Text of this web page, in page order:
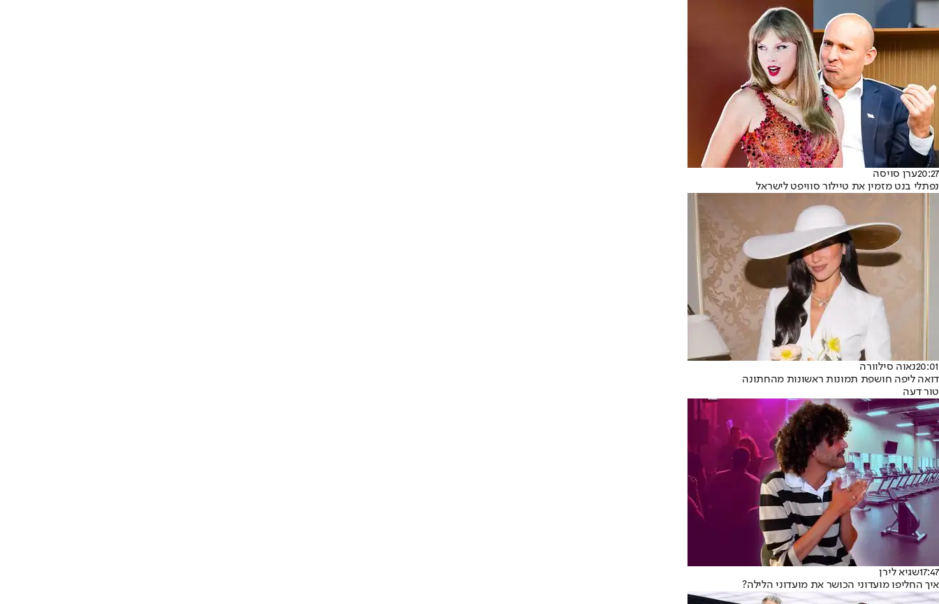
20:27ערן סויסה
נפתלי בנט מזמין את טיילור סוויפט לישראל
20:01נאוה סילוורה
דואה ליפה חושפת תמונות ראשונות מהחתונה
טור דעה
17:47שגיא לירן
איך החליפו מועדוני הכושר את מועדוני הלילה?